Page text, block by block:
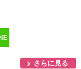
さらに見る